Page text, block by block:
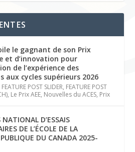
le gagnant de son Prix
et d’innovation pour
de l’expérience des
aux cycles supérieurs 2026
FEATURE POST SLIDER, FEATURE POST
, Le Prix AEE, Nouvelles du ACES, Prix
D’ESSAIS
DE L’ÉCOLE DE LA
DU CANADA 2025-